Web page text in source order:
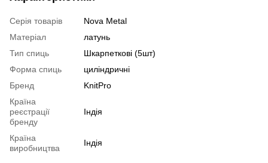
Серія товарів
Nova Metal
Матеріал
латунь
Тип спиць
Шкарпеткові (5шт)
Форма спиць
циліндричні
Бренд
KnitPro
Країна
реєстрації
бренду
Індія
Країна
виробництва
Індія